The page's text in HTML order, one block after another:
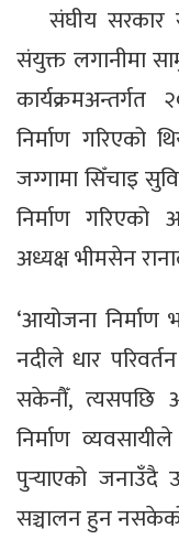
संघीय सरकार
संयुक्त लगानीमा
निर्माण गरिएको
जग्गामा सिँचाइ
निर्माण
अध्यक्ष भीमसेन
‘आयोजना निर्माण
नदीले धार
सकेनौँ, त्यसपछि
निर्माण
पुर्‍याएको
सञ्चालन हुन